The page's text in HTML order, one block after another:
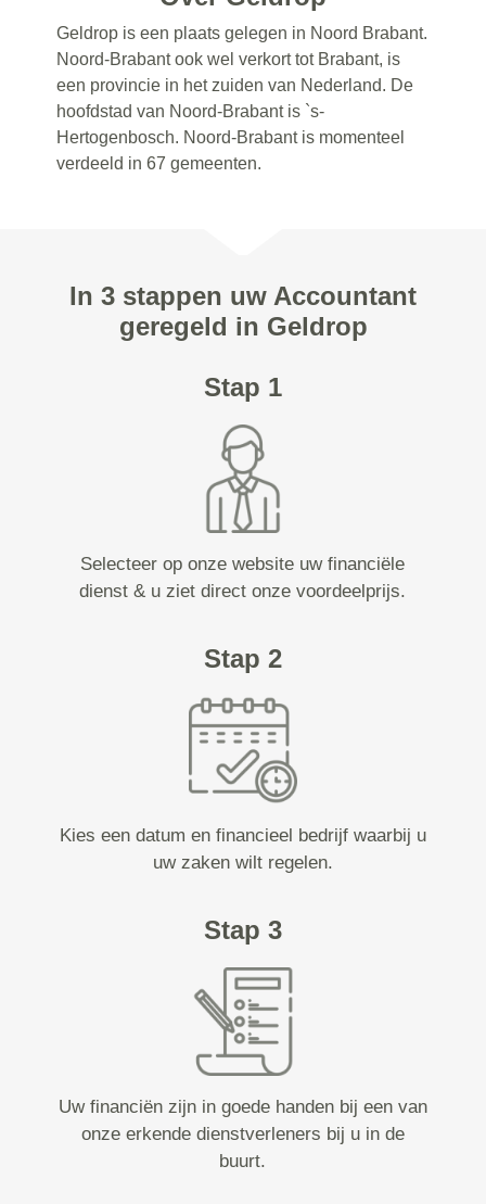
Geldrop is een plaats gelegen in Noord Brabant.
Noord-Brabant ook wel verkort tot Brabant, is
een provincie in het zuiden van Nederland. De
hoofdstad van Noord-Brabant is `s-
Hertogenbosch. Noord-Brabant is momenteel
verdeeld in 67 gemeenten.
In 3 stappen uw Accountant
geregeld in Geldrop
Stap 1
Selecteer op onze website uw financiële
dienst & u ziet direct onze voordeelprijs.
Stap 2
Kies een datum en financieel bedrijf waarbij u
uw zaken wilt regelen.
Stap 3
Uw financiën zijn in goede handen bij een van
onze erkende dienstverleners bij u in de
buurt.